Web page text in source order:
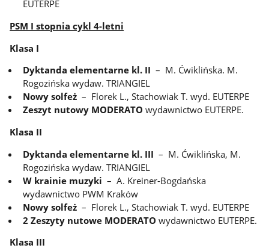
EUTERPE
PSM I stopnia cykl 4-letni
Klasa I
Dyktanda elementarne kl. II – M. Ćwiklińska. M.
Rogozińska wydaw. TRIANGIEL
Nowy solfeż – Florek L., Stachowiak T. wyd. EUTERPE
Zeszyt nutowy MODERATO wydawnictwo EUTERPE.
Klasa II
Dyktanda elementarne kl. III– M. Ćwiklińska, M.
Rogozińska wydaw. TRIANGIEL
W krainie muzyki – A. Kreiner-Bogdańska
wydawnictwo PWM Kraków
Nowy solfeż– Florek L., Stachowiak T. wyd. EUTERPE
2 Zeszyty nutowe MODERATO wydawnictwo EUTERPE.
Klasa III